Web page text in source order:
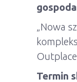
„Nowa
Termin